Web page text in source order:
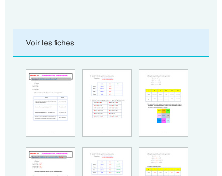
Voir les fiches